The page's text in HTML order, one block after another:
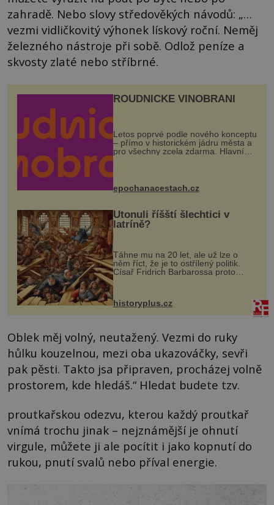
zahradě. Nebo slovy středověkých návodů: „…
vezmi vidličkovitý výhonek lískový roční. Neměj
železného nástroje při sobě. Odlož peníze a
skvosty zlaté nebo stříbrné.
ROUDNICKÉ VINOBRANÍ
Letos poprvé podle nového konceptu
– přímo v historickém jádru města a
pro všechny zcela zdarma. Hlavní
program se odehraje na Karlově a
mohou těšit na víno, burčák, pes...
epochanacestach.cz
Utonuli říšští šlechtici v
latríně?
Táhne mu na 20 let, ale už lze o
něm říct, že je to ostřílený politik.
Císař Fridrich Barbarossa proto
posílá svého syna a dědice Jindřicha
VI. do Erfurtu, aby se stal
prostředníkem při řešení sporu m...
historyplus.cz
Oblek měj volný, neutažený. Vezmi do ruky
hůlku kouzelnou, mezi oba ukazováčky, sevři
pak pěsti. Takto jsa připraven, procházej volně
prostorem, kde hledáš.“ Hledat budete tzv.
proutkařskou odezvu, kterou každý proutkař
vnímá trochu jinak – nejznámější je ohnutí
virgule, můžete ji ale pocítit i jako kopnutí do
rukou, pnutí svalů nebo příval energie.